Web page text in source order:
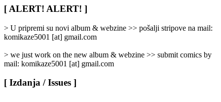
/
Categories
[ ALERT! ALERT! ]
> U pripremi su novi album & webzine >> pošalji stripove na mail:
komikaze5001 [at] gmail.com
> we just work on the new album & webzine >> submit comics by
mail: komikaze5001 [at] gmail.com
[ Izdanja / Issues ]